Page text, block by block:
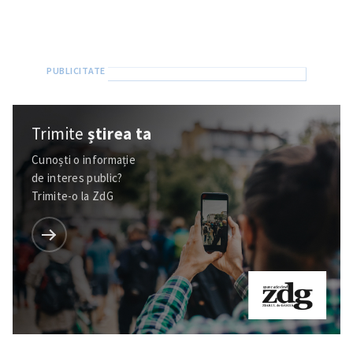
Trimiteștirea ta
Cunoști o informație
de interes public?
Trimite-o la ZdG